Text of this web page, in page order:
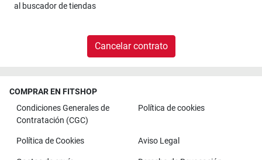
al buscador de tiendas
Cancelar contrato
COMPRAR EN FITSHOP
Condiciones Generales de
Contratación (CGC)
Política de cookies
Política de Cookies Aviso Legal